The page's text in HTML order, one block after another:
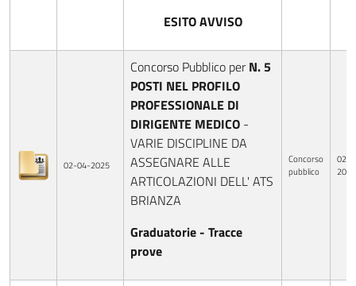
ESITO AVVISO
02-04-2025
Concorso Pubblico perN. 5
POSTI NEL PROFILO
PROFESSIONALE DI
DIRIGENTE MEDICO -
VARIE DISCIPLINE DA
ASSEGNARE ALLE
ARTICOLAZIONI DELL' ATS
BRIANZA
Graduatorie - Tracce
prove
Concorso
pubblico
02-
2025